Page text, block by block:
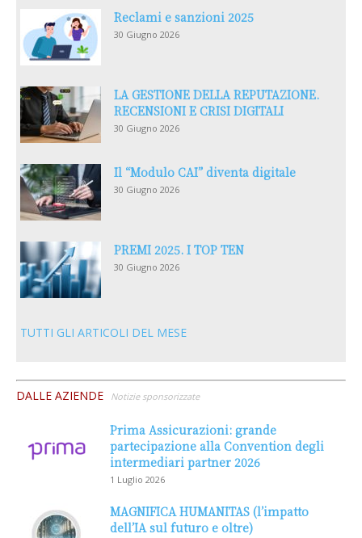
Reclami e sanzioni 2025
30 Giugno 2026
LA GESTIONE DELLA REPUTAZIONE.
RECENSIONI E CRISI DIGITALI
30 Giugno 2026
Il “Modulo CAI” diventa digitale
30 Giugno 2026
PREMI 2025. I TOP TEN
30 Giugno 2026
TUTTI GLI ARTICOLI DEL MESE
DALLE AZIENDE Notizie sponsorizzate
Prima Assicurazioni: grande
partecipazione alla Convention degli
intermediari partner 2026
1 Luglio 2026
MAGNIFICA HUMANITAS (l’impatto
dell’IA sul futuro e oltre)